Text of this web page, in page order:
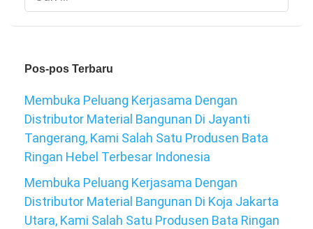
untuk:
Pos-pos Terbaru
Membuka Peluang Kerjasama Dengan
Distributor Material Bangunan Di Jayanti
Tangerang, Kami Salah Satu Produsen Bata
Ringan Hebel Terbesar Indonesia
Membuka Peluang Kerjasama Dengan
Distributor Material Bangunan Di Koja Jakarta
Utara, Kami Salah Satu Produsen Bata Ringan